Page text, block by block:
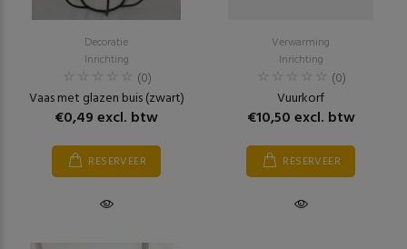
Decoratie
Inrichting
(0)
Vaas met glazen buis (zwart)
€0,49 excl. btw
RESERVEER
Verwarming
Inrichting
(0)
Vuurkorf
€10,50 excl. btw
RESERVEER